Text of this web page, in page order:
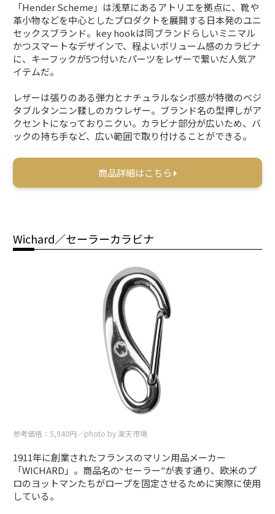
「Hender Scheme」は浅草にあるアトリエを拠点に、靴や
革小物などを中心としたプロダクトを展開する日本発のユニ
セックスブランド。key hookは同ブランドらしいミニマル
かつスマートなデザインで、程よいボリューム感のカラビナ
に、キーフックが5つ付いたパーツをレザーで繋いだ人気ア
イテムだ。
レザーは張りのある弾力とナチュラルなシボ感が特徴のベジ
タブルタンニン鞣しのカウレザー。ブランド名の型押しがア
クセントになっておりニクい。カラビナ部分が広いため、バ
ックの持ち手など、広い範囲で取り付けることができる。
商品詳細はこちら
Wichard／セーラーカラビナ
参考価格：5,940円／photo by 楽天市場
1911年に創業されたフランスのマリン用品メーカー
「WICHARD」。商品名の‶セーラー″が表す通り、欧米のプ
ロのヨットマンたちがロープを固定させるために実際に使用
している。